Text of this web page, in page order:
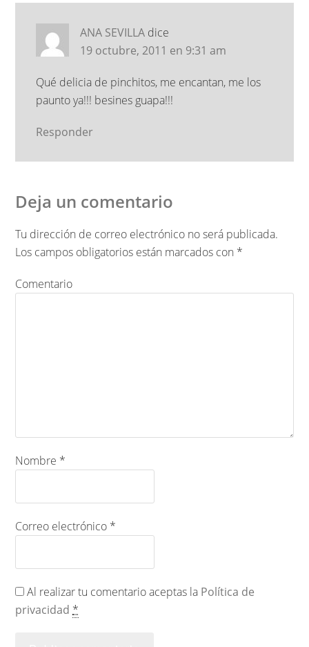
ANA SEVILLA dice
19 octubre, 2011 en 9:31 am
Qué delicia de pinchitos, me encantan, me los
paunto ya!!! besines guapa!!!
Responder
Deja un comentario
Tu dirección de correo electrónico no será publicada.
Los campos obligatorios están marcados con *
Comentario
Nombre *
Correo electrónico *
Al realizar tu comentario aceptas la Política de
privacidad *